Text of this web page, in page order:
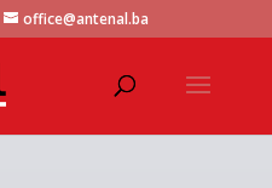
office@antenal.ba